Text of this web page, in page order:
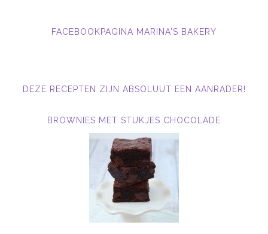
FACEBOOKPAGINA MARINA'S BAKERY
DEZE RECEPTEN ZIJN ABSOLUUT EEN AANRADER!
BROWNIES MET STUKJES CHOCOLADE